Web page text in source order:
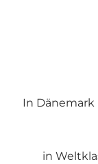
In
in